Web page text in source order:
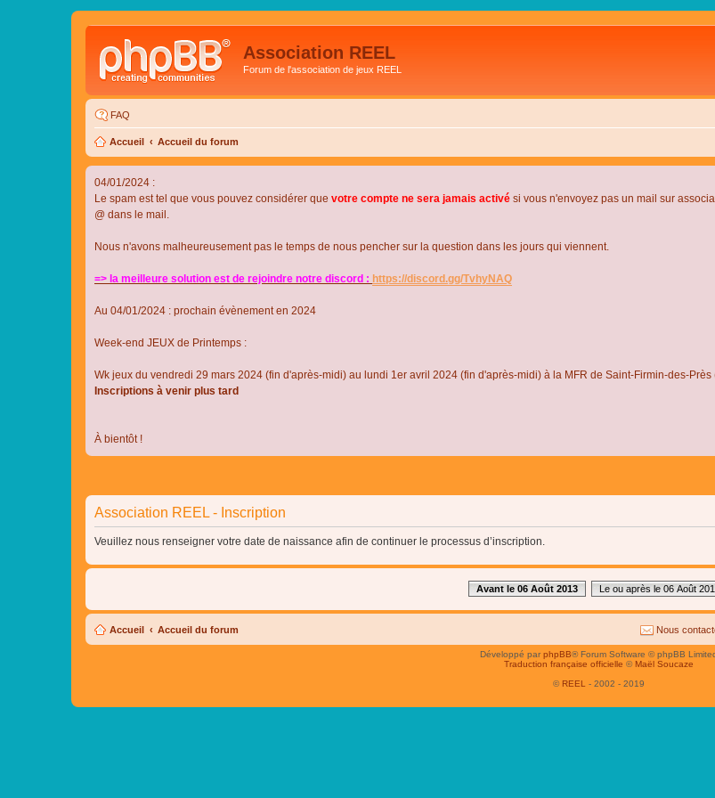
Association REEL
Forum de l'association de jeux REEL
FAQ
Accueil Accueil du forum
04/01/2024 :
Le spam est tel que vous pouvez considérer que votre compte ne sera jamais activé si vous n'envoyez pas un mail sur
@ dans le mail.
Nous n'avons malheureusement pas le temps de nous pencher sur la question dans les jours qui viennent.
=> la meilleure solution est de rejoindre notre discord : https://discord.gg/TvhyNAQ
Au 04/01/2024 : prochain évènement en 2024
Week-end JEUX de Printemps :
Wk jeux du vendredi 29 mars 2024 (fin d'après-midi) au lundi 1er avril 2024 (fin d'après-midi) à la MFR de Saint-Firmin-des-Près
Inscriptions à venir plus tard
À bientôt !
Association REEL - Inscription
Veuillez nous renseigner votre date de naissance afin de continuer le processus d’inscription.
Avant le 06 Août 2013 Le ou après le 06 Août
Accueil Accueil du forum Nous
Développé parphpBB® Forum Software © phpBB
Traduction française officielle © Maël Soucaze
© REEL - 2002 - 2019